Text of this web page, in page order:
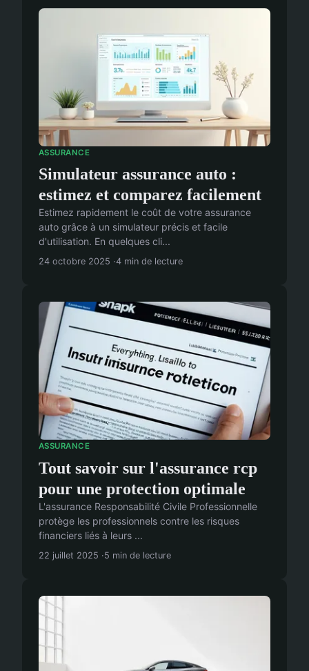
ASSURANCE
Simulateur assurance auto :
estimez et comparez facilement
Estimez rapidement le coût de votre assurance
auto grâce à un simulateur précis et facile
d'utilisation. En quelques cli...
24 octobre 2025 4 min de lecture
ASSURANCE
Tout savoir sur l'assurance rcp
pour une protection optimale
L'assurance Responsabilité Civile Professionnelle
protège les professionnels contre les risques
financiers liés à leurs ...
22 juillet 2025 5 min de lecture